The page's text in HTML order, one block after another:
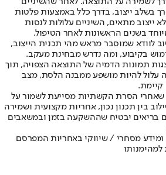
בשלב ייצוב, בדרך כלל באמצעות פלטות
ייצוב מתאים, השיניים עלולות לנסות
בשנים הראשונות לאחר הטיפול.
לוודא שמוסבר מראש מהי תכנית הייצוב,
בקיבוע, ומה נדרש מבחינת מעקב.
תמונות הדמיה של התוצאה הצפויה, תוך
עלול להיות מושפע ממבנה הלסת, מצב
קיימת.
הסרת הקשתיות מסייעת לשמור על
בין תכנון נכון, אחריות מקצועית ושמירה
בריאים יבטיח שההשקעה בזמן ובמשאבים
ומידע מסחרי / שיווקי באחריות המפרסם